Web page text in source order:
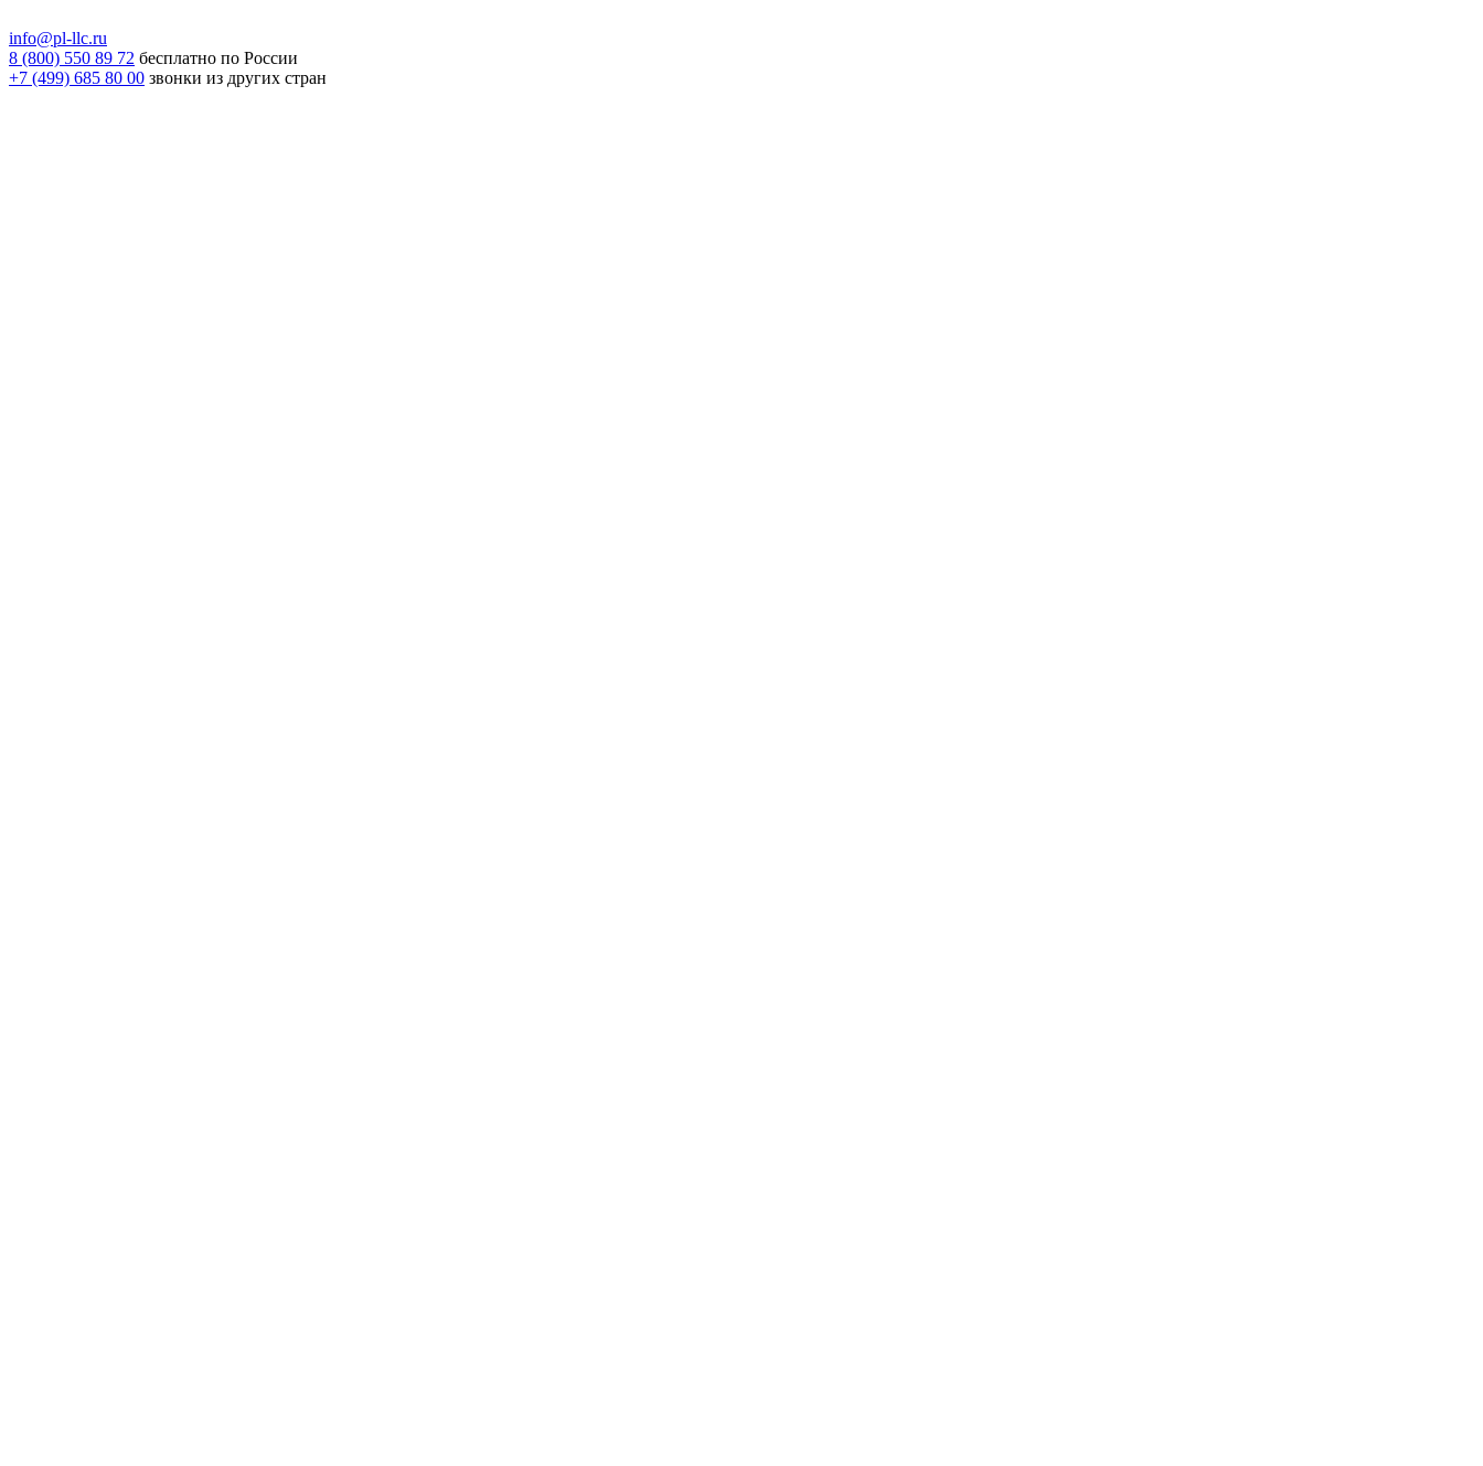
info@pl-llc.ru
8 (800) 550 89 72 бесплатно по России
+7 (499) 685 80 00 звонки из других стран